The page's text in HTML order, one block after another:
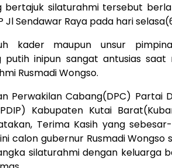
silaturahmi tersebut
Jl Sendawar Raya pada hari
kader maupun unsur
inipun sangat antusias saat
Rusmadi Wongso.
Cabang(DPC) Partai
Kabupaten Kutai
Terima Kasih yang
calon gubernur Rusmadi Wongso
silaturahmi dengan keluarga